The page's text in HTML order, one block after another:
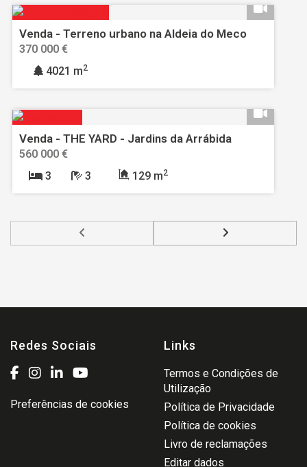
Venda - Terreno urbano na Aldeia do Meco
370 000 €
4021 m2
Venda - THE YARD - Jardins da Arrábida
560 000 €
3
3 129 m2
Redes Sociais
Preferências de cookies
Links
Termos e Condições de
Utilização
Política de Privacidade
Política de cookies
Livro de reclamações
Editar dados